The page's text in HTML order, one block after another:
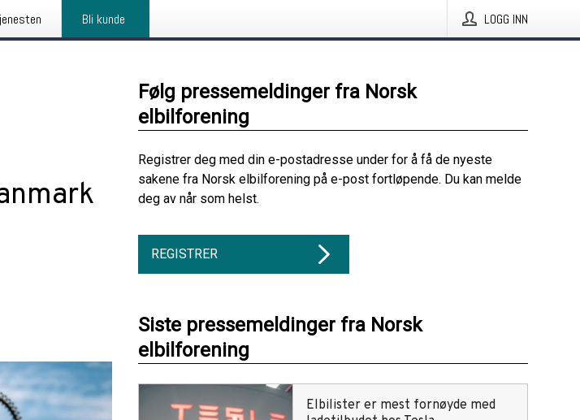
Bli kunde LOGG INN
Følg pressemeldinger fra Norsk
elbilforening
Registrer deg med din e-postadresse under for å få de nyeste
sakene fra Norsk elbilforening på e-post fortløpende. Du kan melde
deg av når som helst.
REGISTRER
Siste pressemeldinger fra Norsk
elbilforening
Elbilister er mest fornøyde med